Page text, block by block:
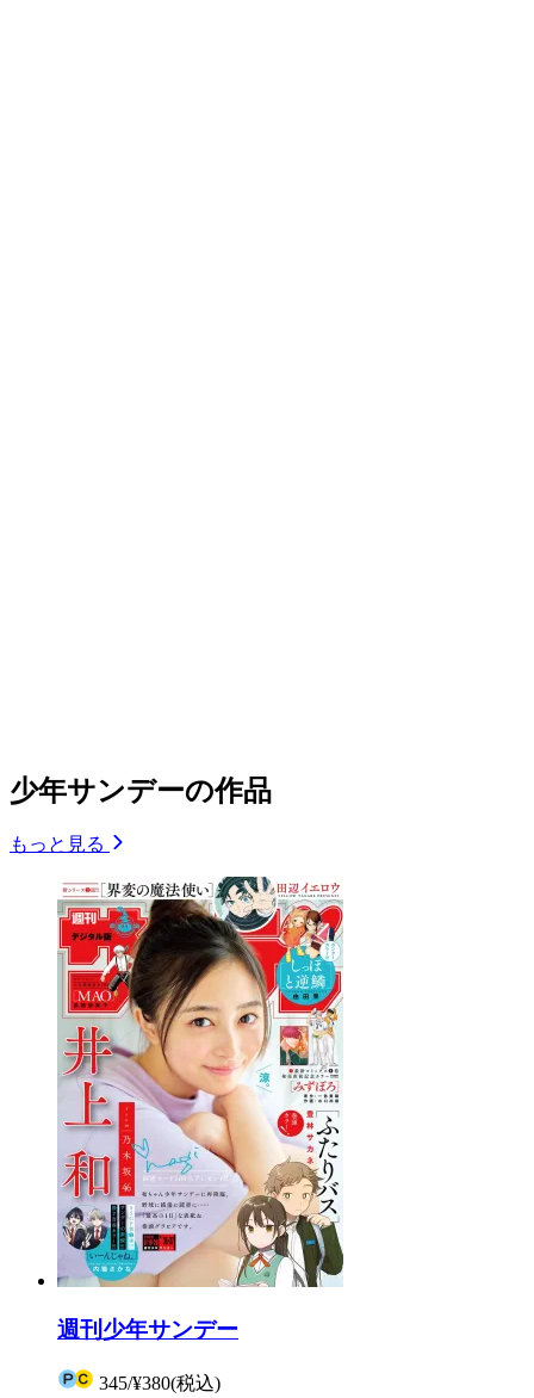
少年サンデーの作品
もっと見る
週刊少年サンデー
345/¥380(税込)